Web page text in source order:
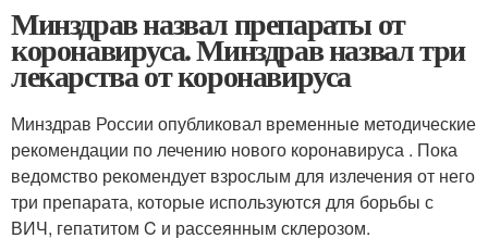
Минздрав назвал препараты от
коронавируса. Минздрав назвал три
лекарства от коронавируса
Минздрав России опубликовал временные методические
рекомендации по лечению нового коронавируса . Пока
ведомство рекомендует взрослым для излечения от него
три препарата, которые используются для борьбы с
ВИЧ, гепатитом C и рассеянным склерозом.